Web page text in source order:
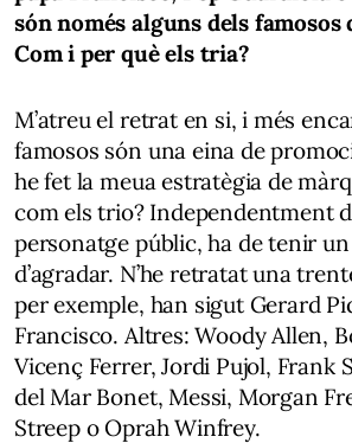
són només alguns dels
Com i per què els tria?
M’atreu el retrat en si, i més
famosos són una eina de
he fet la meua estratègia de
com els trio? Independentment
personatge públic, ha de tenir un
d’agradar. N’he retratat una
per exemple, han sigut Gerard
Francisco. Altres: Woody Allen,
Vicenç Ferrer, Jordi Pujol, Frank
del Mar Bonet, Messi, Morgan
Streep o Oprah Winfrey.